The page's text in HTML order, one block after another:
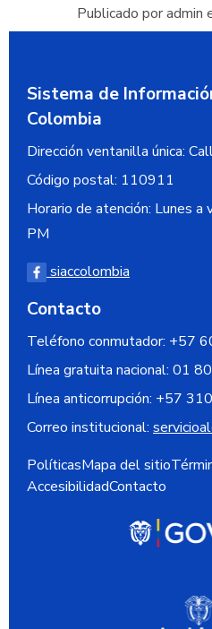
Publicado poradmin
Sistema de
Colombia
Dirección ventanilla única:
Código postal: 110911
Horario de atención: Lunes
PM
siaccolombia
Contacto
Teléfono conmutador: +57
Línea gratuita nacional: 01
Línea anticorrupción: +57
Correo institucional:
PolíticasMapa del sitio
AccesibilidadContacto